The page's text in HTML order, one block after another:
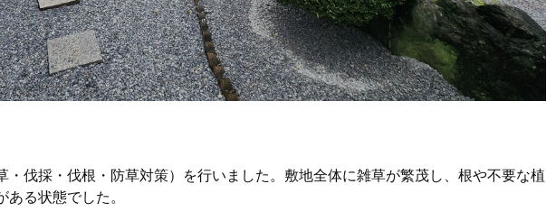
伐採・伐根・防草対策）を行いました。敷地全体に雑草が繁茂し、根や不要な植
る状態でした。